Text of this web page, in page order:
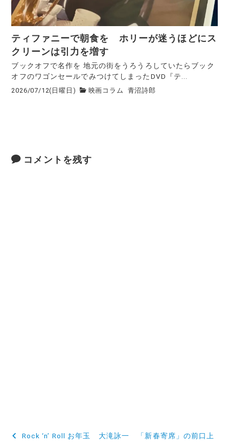
ティファニーで朝食を ホリーが迷うほどにス
クリーンは引力を増す
ブックオフで名作を 地元の街をうろうろしていたらブック
オフのワゴンセールでみつけてしまったDVD『テ...
2026/07/12(日曜日) 映画コラム 青沼詩郎
コメントを残す
投
Rock ‘n’ Roll お年玉 大滝詠一 「新春寄席」の前口上